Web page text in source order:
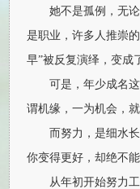
她不是孤例，无
是职业，许多人推崇
早”被反复演绎，变成
可是，年少成名
谓机缘，一为机会，
而努力，是细水
你变得更好，却绝不
从年初开始努力